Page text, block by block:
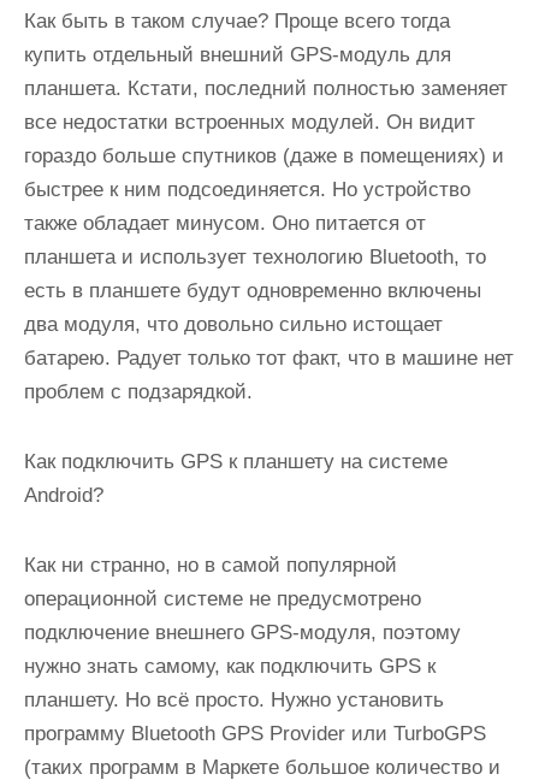
Как быть в таком случае? Проще всего тогда
купить отдельный внешний GPS-модуль для
планшета. Кстати, последний полностью заменяет
все недостатки встроенных модулей. Он видит
гораздо больше спутников (даже в помещениях) и
быстрее к ним подсоединяется. Но устройство
также обладает минусом. Оно питается от
планшета и использует технологию Bluetooth, то
есть в планшете будут одновременно включены
два модуля, что довольно сильно истощает
батарею. Радует только тот факт, что в машине нет
проблем с подзарядкой.
Как подключить GPS к планшету на системе
Android?
Как ни странно, но в самой популярной
операционной системе не предусмотрено
подключение внешнего GPS-модуля, поэтому
нужно знать самому, как подключить GPS к
планшету. Но всё просто. Нужно установить
программу Bluetooth GPS Provider или TurboGPS
(таких программ в Маркете большое количество и